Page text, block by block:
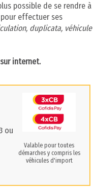
possible de se rendre à
effectuer ses
duplicata, véhicule
internet.
ou
Valable pour toutes
démarches y compris les
véhicules d'import